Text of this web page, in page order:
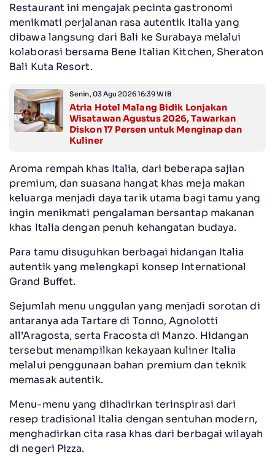
Restaurant ini mengajak pecinta gastronomi
menikmati perjalanan rasa autentik Italia yang
dibawa langsung dari Bali ke Surabaya melalui
kolaborasi bersama Bene Italian Kitchen, Sheraton
Bali Kuta Resort.
Senin, 03 Agu 2026 16:39 WIB
Atria Hotel Malang Bidik Lonjakan
Wisatawan Agustus 2026, Tawarkan
Diskon 17 Persen untuk Menginap dan
Kuliner
Aroma rempah khas Italia, dari beberapa sajian
premium, dan suasana hangat khas meja makan
keluarga menjadi daya tarik utama bagi tamu yang
ingin menikmati pengalaman bersantap makanan
khas Italia dengan penuh kehangatan budaya.
Para tamu disuguhkan berbagai hidangan Italia
autentik yang melengkapi konsep International
Grand Buffet.
Sejumlah menu unggulan yang menjadi sorotan di
antaranya ada Tartare di Tonno, Agnolotti
all’Aragosta, serta Fracosta di Manzo. Hidangan
tersebut menampilkan kekayaan kuliner Italia
melalui penggunaan bahan premium dan teknik
memasak autentik.
Menu-menu yang dihadirkan terinspirasi dari
resep tradisional Italia dengan sentuhan modern,
menghadirkan cita rasa khas dari berbagai wilayah
di negeri Pizza.